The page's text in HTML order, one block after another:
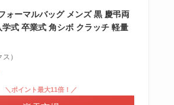
ォーマルバッグ メンズ 黒 慶弔両
学式 卒業式 角シボ クラッチ 軽量
）
＼ポイント最大11倍！／